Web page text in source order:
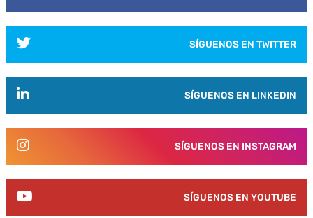
SÍGUENOS EN TWITTER
SÍGUENOS EN LINKEDIN
SÍGUENOS EN INSTAGRAM
SÍGUENOS EN YOUTUBE